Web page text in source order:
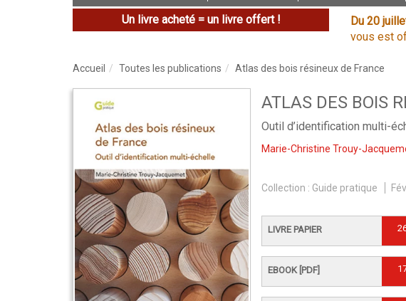
Un livre acheté = un livre offert ! Du 20
vous est
Accueil Toutes les publications Atlas des bois résineux de France
ATLAS DES BOIS
Outil d’identification multi-
Marie-Christine Trouy-
Collection : Guide pratique
LIVRE PAPIER
EBOOK [PDF]